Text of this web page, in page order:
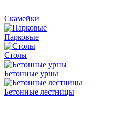
Скамейки
Парковые
Столы
Бетонные урны
Бетонные лестницы